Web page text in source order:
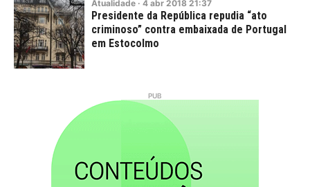
Atualidade · 4 abr 2018 21:37
Presidente da República repudia “ato
criminoso” contra embaixada de Portugal
em Estocolmo